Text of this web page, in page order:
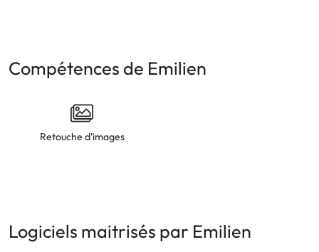
Compétences de Emilien
Retouche d'images
Logiciels maitrisés par Emilien